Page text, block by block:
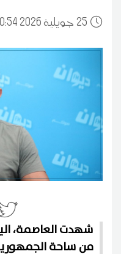
25 20:54 2026 جويلية
شهدت العاصمة،
من ساحة